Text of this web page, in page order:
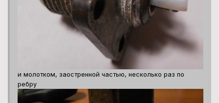
и молотком, заостренной частью, несколько раз по
ребру